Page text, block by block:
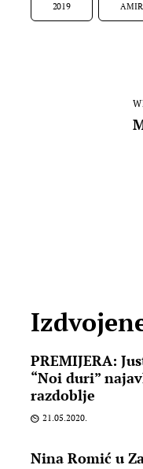
2019
PREMIJERA:
“Noi duri”
razdoblje
21.05.2020.
Nina Romić u